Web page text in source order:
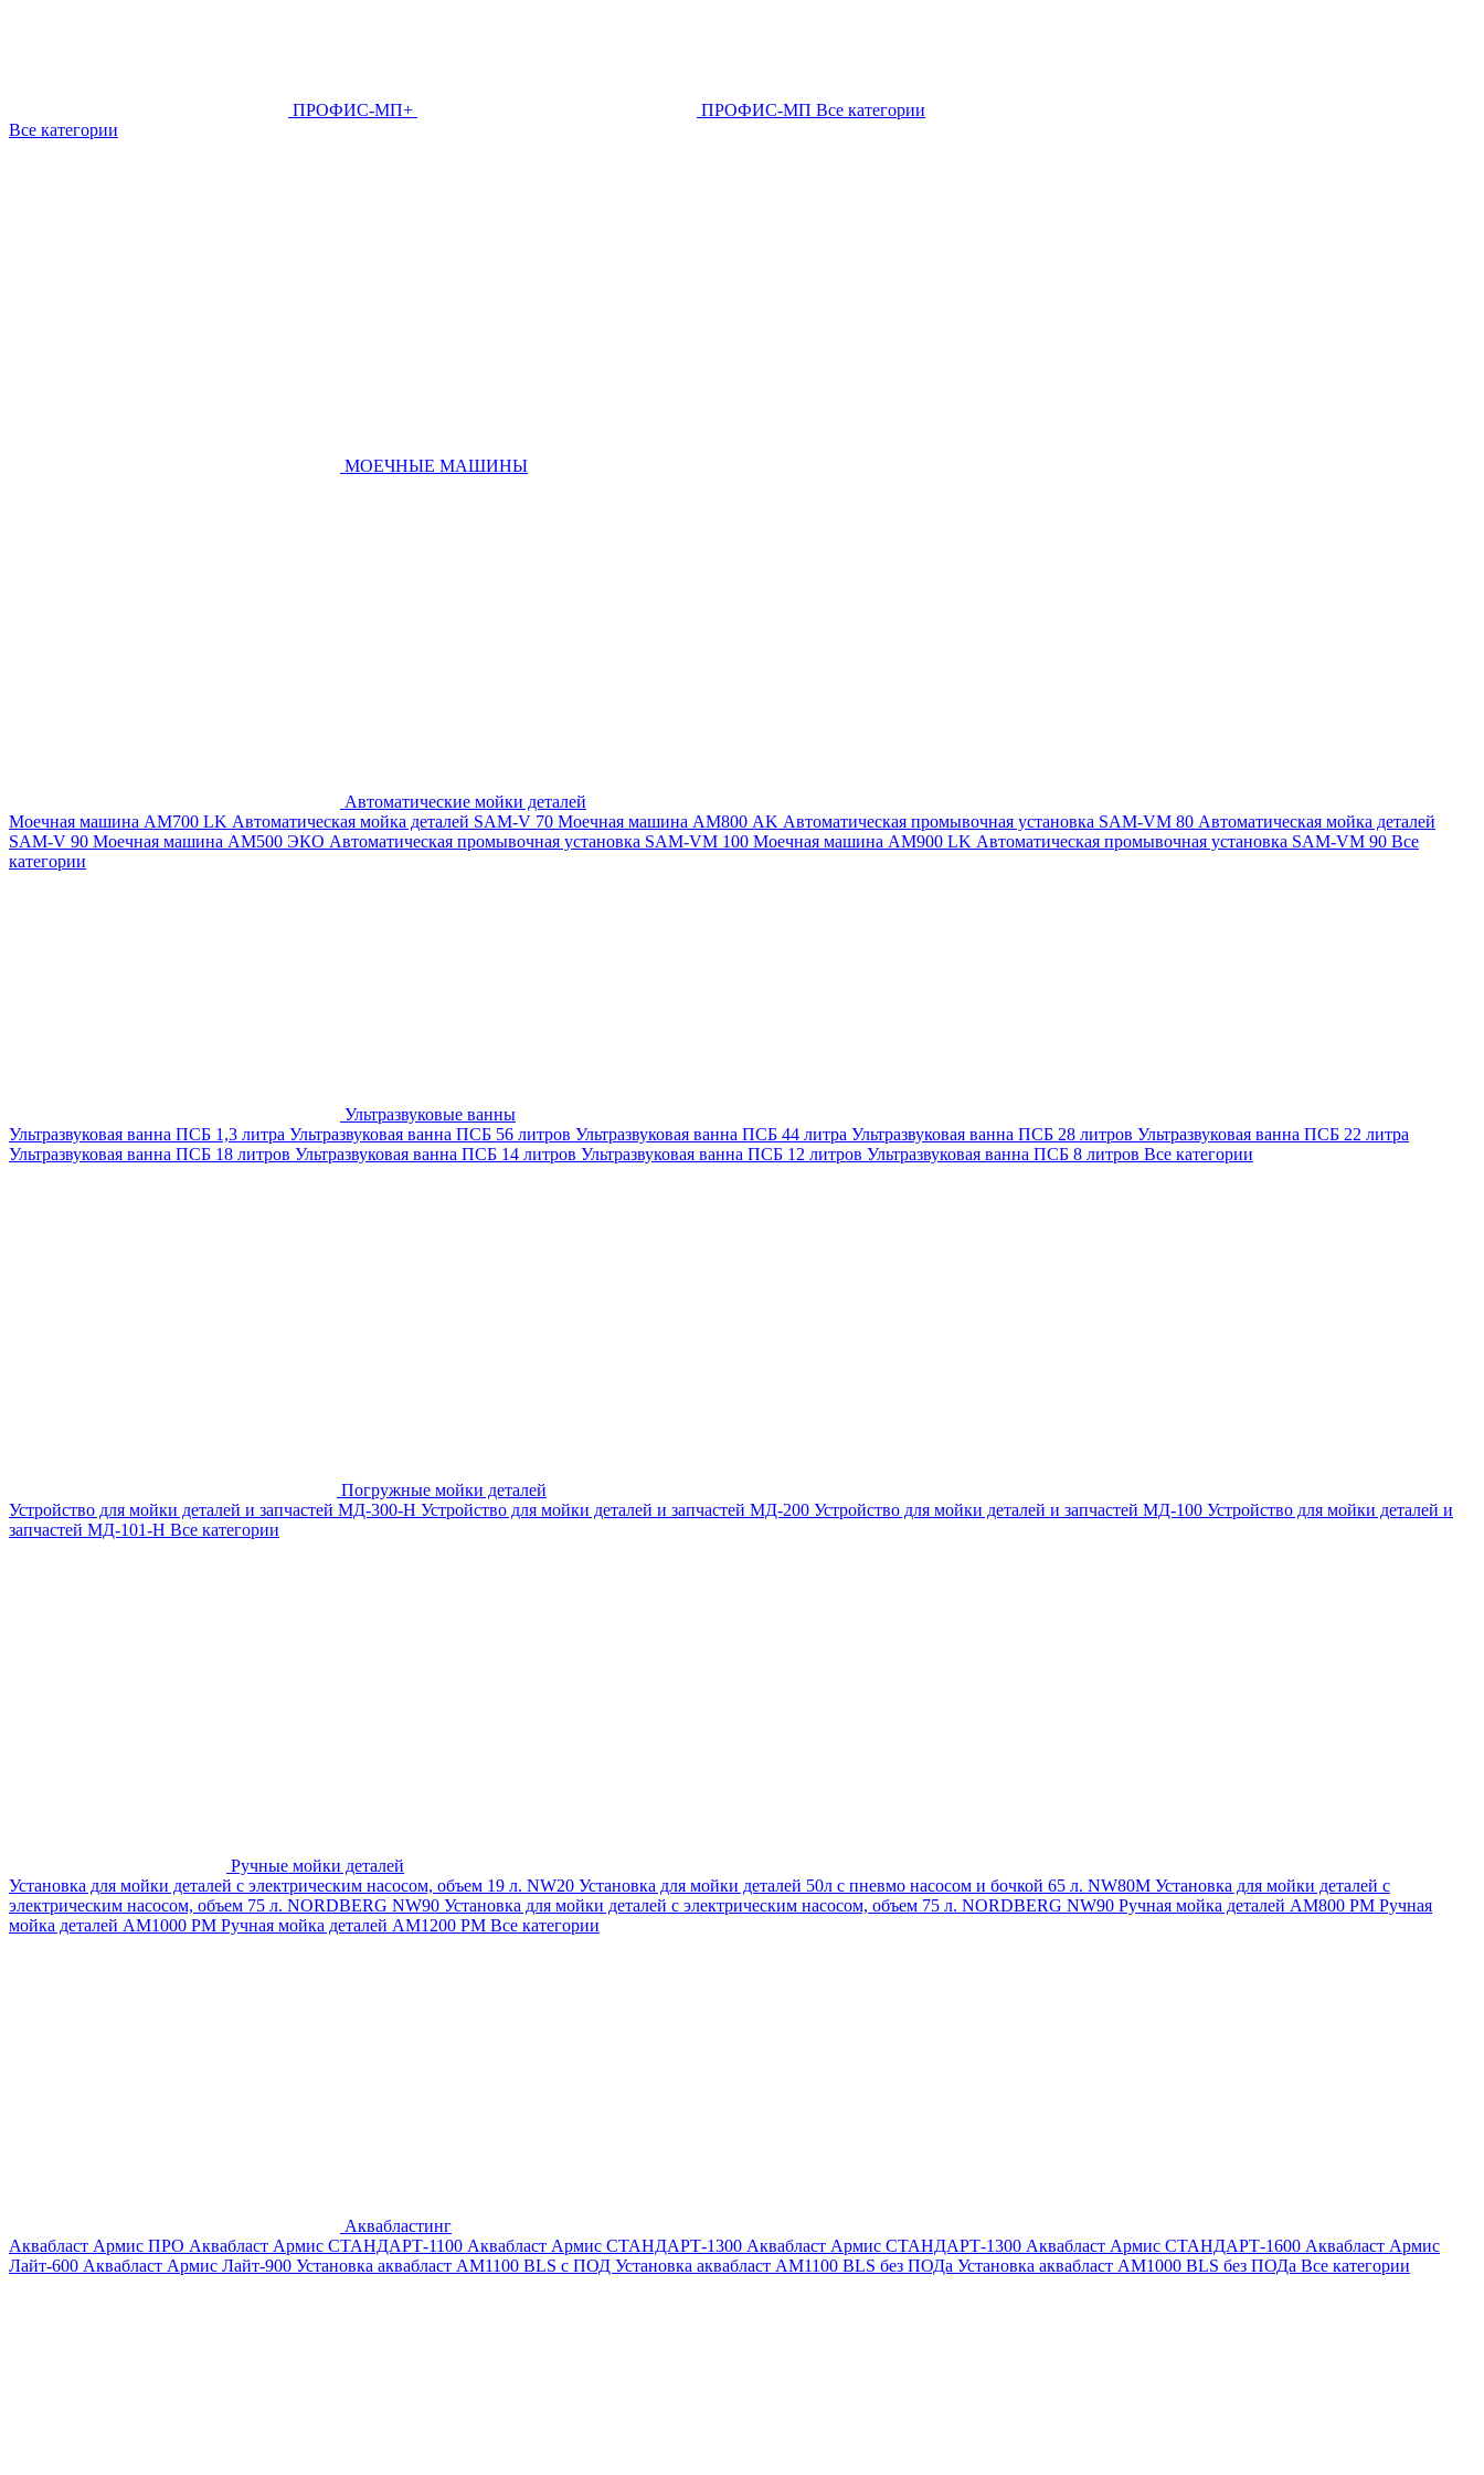
ПРОФИС-МП+ ПРОФИС-МП Все категории
Все категории
МОЕЧНЫЕ МАШИНЫ
Автоматические мойки деталей
Моечная машина AM700 LK Автоматическая мойка деталей SAM-V 70 Моечная машина АМ800 AK Автоматическая промывочная установка SAM-VM 80 Автоматическая мойка деталей
SAM-V 90 Моечная машина АМ500 ЭКО Автоматическая промывочная установка SAM-VM 100 Моечная машина AM900 LK Автоматическая промывочная установка SAM-VM 90 Все
категории
Ультразвуковые ванны
Ультразвуковая ванна ПСБ 1,3 литра Ультразвуковая ванна ПСБ 56 литров Ультразвуковая ванна ПСБ 44 литра Ультразвуковая ванна ПСБ 28 литров Ультразвуковая ванна ПСБ 22 литра
Ультразвуковая ванна ПСБ 18 литров Ультразвуковая ванна ПСБ 14 литров Ультразвуковая ванна ПСБ 12 литров Ультразвуковая ванна ПСБ 8 литров Все категории
Погружные мойки деталей
Устройство для мойки деталей и запчастей МД-300-H Устройство для мойки деталей и запчастей МД-200 Устройство для мойки деталей и запчастей МД-100 Устройство для мойки деталей и
запчастей МД-101-Н Все категории
Ручные мойки деталей
Установка для мойки деталей с электрическим насосом, объем 19 л. NW20 Установка для мойки деталей 50л с пневмо насосом и бочкой 65 л. NW80M Установка для мойки деталей с
электрическим насосом, объем 75 л. NORDBERG NW90 Установка для мойки деталей с электрическим насосом, объем 75 л. NORDBERG NW90 Ручная мойка деталей АМ800 РМ Ручная
мойка деталей АМ1000 РМ Ручная мойка деталей АМ1200 РМ Все категории
Аквабластинг
Аквабласт Армис ПРО Аквабласт Армис СТАНДАРТ-1100 Аквабласт Армис СТАНДАРТ-1300 Аквабласт Армис СТАНДАРТ-1300 Аквабласт Армис СТАНДАРТ-1600 Аквабласт Армис
Лайт-600 Аквабласт Армис Лайт-900 Установка аквабласт AM1100 BLS с ПОД Установка аквабласт AM1100 BLS без ПОДа Установка аквабласт AM1000 BLS без ПОДа Все категории